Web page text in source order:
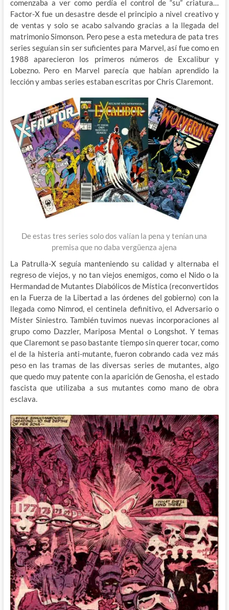
comenzaba a ver como perdía el control de “su” criatura…
Factor-X fue un desastre desde el principio a nivel creativo y
de ventas y solo se acabo salvando gracias a la llegada del
matrimonio Simonson. Pero pese a esta metedura de pata tres
series seguían sin ser suficientes para Marvel, así fue como en
1988 aparecieron los primeros números de Excalibur y
Lobezno. Pero en Marvel parecía que habían aprendido la
lección y ambas series estaban escritas por Chris Claremont.
De estas tres series solo dos valían la pena y tenían una
premisa que no daba vergüenza ajena
La Patrulla-X seguía manteniendo su calidad y alternaba el
regreso de viejos, y no tan viejos enemigos, como el Nido o la
Hermandad de Mutantes Diabólicos de Mística (reconvertidos
en la Fuerza de la Libertad a las órdenes del gobierno) con la
llegada como Nimrod, el centinela definitivo, el Adversario o
Míster Siniestro. También tuvimos nuevas incorporaciones al
grupo como Dazzler, Mariposa Mental o Longshot. Y temas
que Claremont se paso bastante tiempo sin querer tocar, como
el de la histeria anti-mutante, fueron cobrando cada vez más
peso en las tramas de las diversas series de mutantes, algo
que quedo muy patente con la aparición de Genosha, el estado
fascista que utilizaba a sus mutantes como mano de obra
esclava.